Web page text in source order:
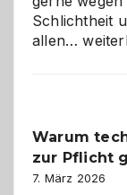
Schlichtheit
allen…
den
Warum
zur Pflicht
7. März 2026